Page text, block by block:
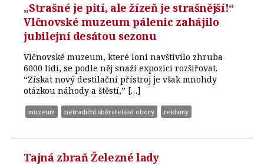
„Strašné je pití, ale žízeň je strašnější!“
Vlčnovské muzeum pálenic zahájilo
jubilejní desátou sezonu
Vlčnovské muzeum, které loni navštívilo zhruba
6000 lidí, se podle něj snaží expozici rozšiřovat.
“Získat nový destilační přístroj je však mnohdy
otázkou náhody a štěstí,” […]
muzeum netradiční sběratelské obory reklamy
Tajná zbraň Železné lady